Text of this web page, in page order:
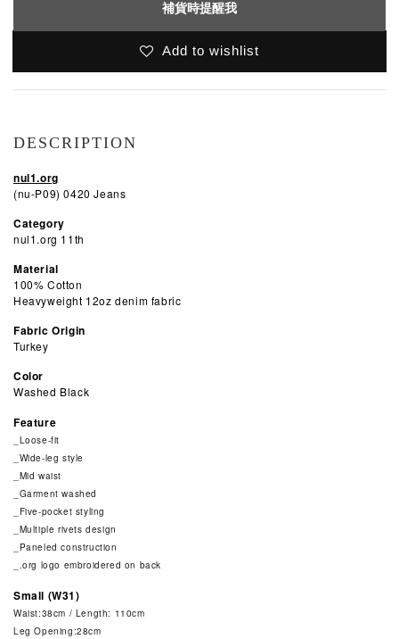
補貨時提醒我
Add to wishlist
DESCRIPTION
nul1.org
(nu-P09) 0420 Jeans
Category
nul1.org 11th
Material
100% Cotton
Heavyweight 12oz denim fabric
Fabric Origin
Turkey
Color
Washed Black
Feature
_Loose-fit
_Wide-leg style
_Mid waist
_Garment washed
_Five-pocket styling
_Multiple rivets design
_Paneled construction
_.org logo embroidered on back
Small (W31)
Waist:38cm / Length: 110cm
Leg Opening:28cm